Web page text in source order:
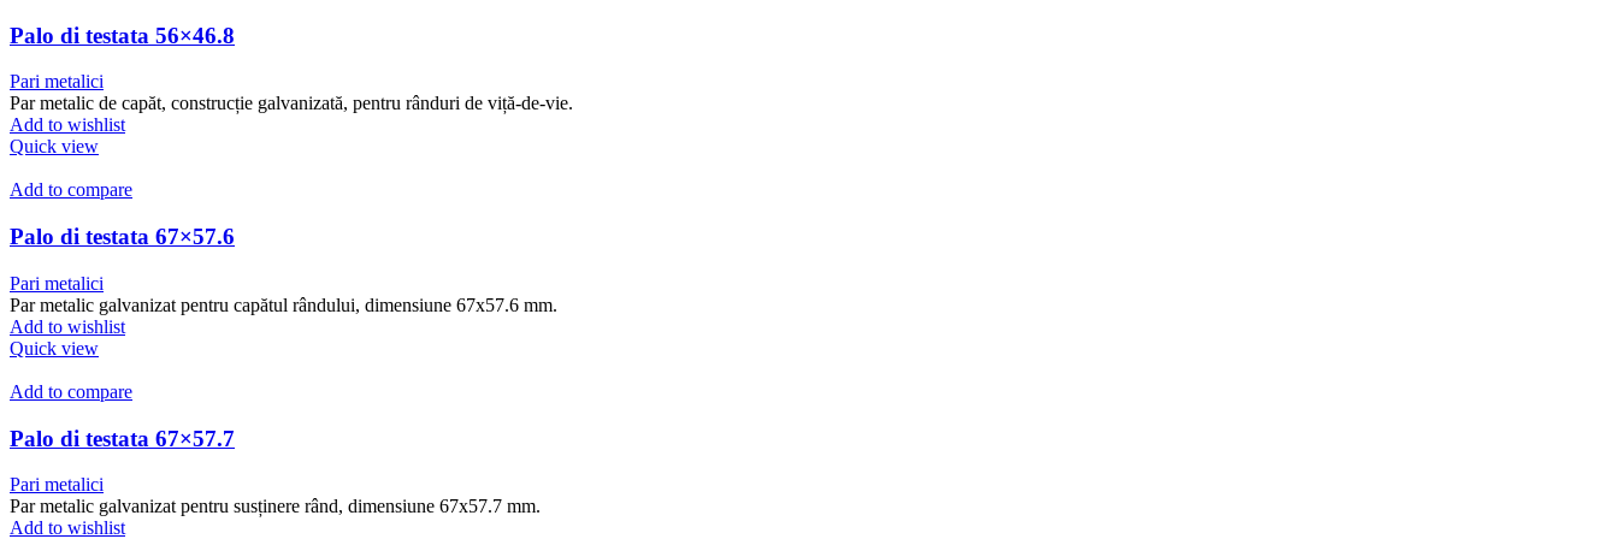
Palo di testata 56×46.8
Pari metalici
Par metalic de capăt, construcție galvanizată, pentru rânduri de viță-de-vie.
Add to wishlist
Quick view
Add to compare
Palo di testata 67×57.6
Pari metalici
Par metalic galvanizat pentru capătul rândului, dimensiune 67x57.6 mm.
Add to wishlist
Quick view
Add to compare
Palo di testata 67×57.7
Pari metalici
Par metalic galvanizat pentru susținere rând, dimensiune 67x57.7 mm.
Add to wishlist